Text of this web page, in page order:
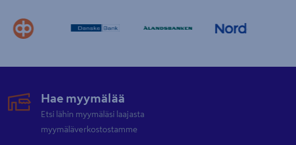
Hae myymälää
Etsi lähin myymäläsi laajasta
myymäläverkostostamme